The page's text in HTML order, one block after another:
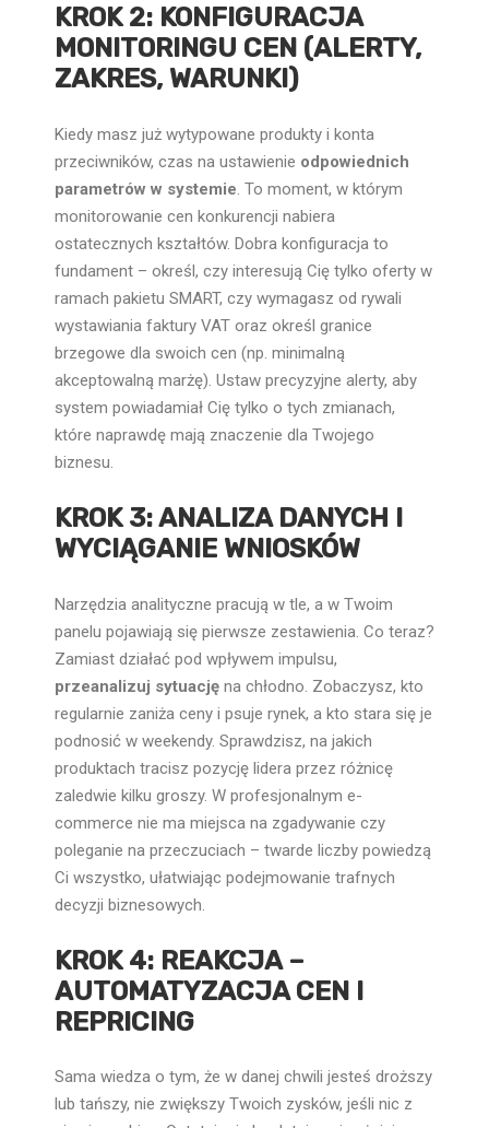
KROK 2: KONFIGURACJA
MONITORINGU CEN (ALERTY,
ZAKRES, WARUNKI)
Kiedy masz już wytypowane produkty i konta
przeciwników, czas na ustawienie odpowiednich
parametrów w systemie. To moment, w którym
monitorowanie cen konkurencji nabiera
ostatecznych kształtów. Dobra konfiguracja to
fundament – określ, czy interesują Cię tylko oferty w
ramach pakietu SMART, czy wymagasz od rywali
wystawiania faktury VAT oraz określ granice
brzegowe dla swoich cen (np. minimalną
akceptowalną marżę). Ustaw precyzyjne alerty, aby
system powiadamiał Cię tylko o tych zmianach,
które naprawdę mają znaczenie dla Twojego
biznesu.
KROK 3: ANALIZA DANYCH I
WYCIĄGANIE WNIOSKÓW
Narzędzia analityczne pracują w tle, a w Twoim
panelu pojawiają się pierwsze zestawienia. Co teraz?
Zamiast działać pod wpływem impulsu,
przeanalizuj sytuację na chłodno. Zobaczysz, kto
regularnie zaniża ceny i psuje rynek, a kto stara się je
podnosić w weekendy. Sprawdzisz, na jakich
produktach tracisz pozycję lidera przez różnicę
zaledwie kilku groszy. W profesjonalnym e-
commerce nie ma miejsca na zgadywanie czy
poleganie na przeczuciach – twarde liczby powiedzą
Ci wszystko, ułatwiając podejmowanie trafnych
decyzji biznesowych.
KROK 4: REAKCJA –
AUTOMATYZACJA CEN I
REPRICING
Sama wiedza o tym, że w danej chwili jesteś droższy
lub tańszy, nie zwiększy Twoich zysków, jeśli nic z